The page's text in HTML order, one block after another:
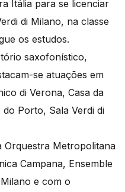
Itália para se licenciar
di Milano, na classe
os estudos.
saxofonístico,
se atuações em
di Verona, Casa da
Porto, Sala Verdi di
Orquestra Metropolitana
Campana, Ensemble
e com o